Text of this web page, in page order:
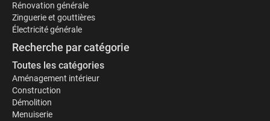
Rénovation générale
Zinguerie et gouttières
Électricité générale
Recherche par catégorie
Toutes les catégories
Aménagement intérieur
Construction
Démolition
Menuiserie